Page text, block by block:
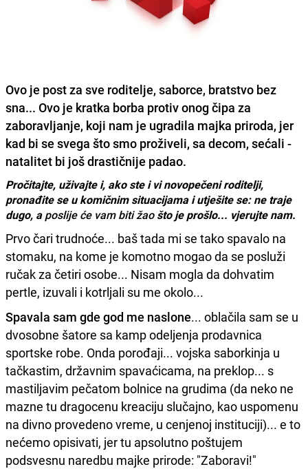
Ovo je post za sve roditelje, saborce, bratstvo bez
sna... Ovo je kratka borba protiv onog čipa za
zaboravljanje, koji nam je ugradila majka priroda, jer
kad bi se svega što smo proživeli, sa decom, sećali -
natalitet bi još drastičnije padao.
Pročitajte, uživajte i, ako ste i vi novopečeni roditelji,
pronađite se u komičnim situacijama i utješite se: ne traje
dugo, aposlije će vam biti žaošto je prošlo... vjerujte nam.
Prvo čari trudnoće... baš tada mi se tako spavalo na
stomaku, na kome je komotno mogao da se posluži
ručak za četiri osobe... Nisam mogla da dohvatim
pertle, izuvali i kotrljali su me okolo...
Spavala sam gde god me naslone... oblačila sam se u
dvosobne šatore sa kamp odeljenja prodavnica
sportske robe. Onda porođaji... vojska saborkinja u
tačkastim, državnim spavaćicama, na preklop... s
mastiljavim pečatom bolnice na grudima (da neko ne
mazne tu dragocenu kreaciju slučajno, kao uspomenu
na divno provedeno vreme, u cenjenoj instituciji)... e to
nećemo opisivati, jer tu apsolutno poštujem
podsvesnu naredbu majke prirode: "Zaboravi!"